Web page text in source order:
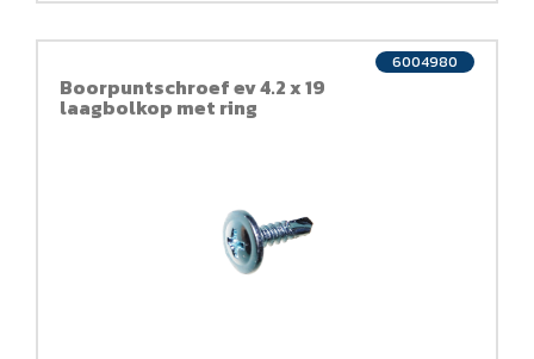
Boorpuntschroef ev 4.2 x 19
laagbolkop met ring
6004980